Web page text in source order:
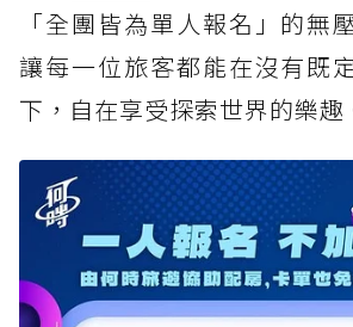
「全團皆為單人報名」的無
讓每一位旅客都能在沒有既
下，自在享受探索世界的樂趣